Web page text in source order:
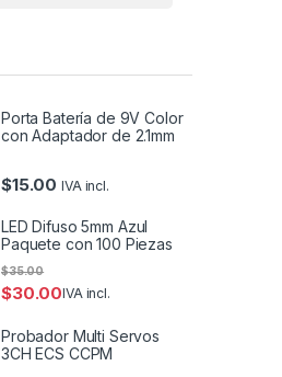
Porta Batería de 9V Color
con Adaptador de 2.1mm
$15.00 IVA incl.
LED Difuso 5mm Azul
Paquete con 100 Piezas
$30.00
$35.00
IVA incl.
Probador Multi Servos
3CH ECS CCPM